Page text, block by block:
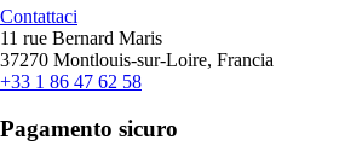
Contattaci
11 rue Bernard Maris
37270 Montlouis-sur-Loire, Francia
+33 1 86 47 62 58
Pagamento sicuro